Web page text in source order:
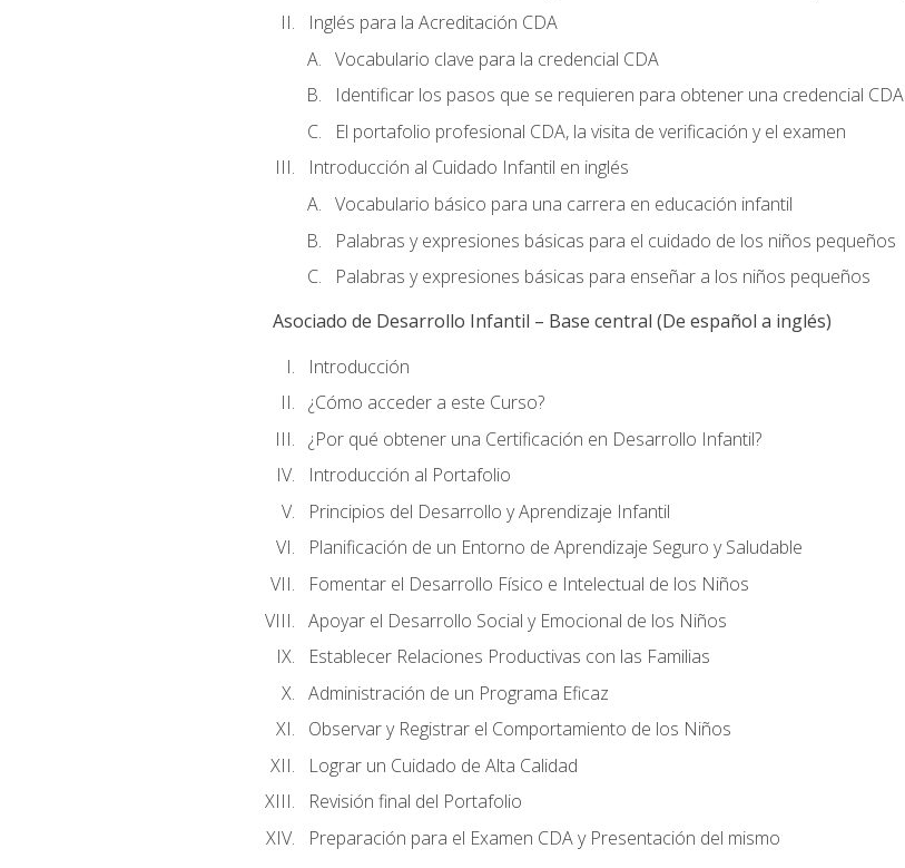
Inglés para la Acreditación CDA
Vocabulario clave para la credencial CDA
Identificar los pasos que se requieren para obtener una credencial CDA
El portafolio profesional CDA, la visita de verificación y el examen
Introducción al Cuidado Infantil en inglés
Vocabulario básico para una carrera en educación infantil
Palabras y expresiones básicas para el cuidado de los niños pequeños
Palabras y expresiones básicas para enseñar a los niños pequeños
Asociado de Desarrollo Infantil – Base central (De español a inglés)
Introducción
¿Cómo acceder a este Curso?
¿Por qué obtener una Certificación en Desarrollo Infantil?
Introducción al Portafolio
Principios del Desarrollo y Aprendizaje Infantil
Planificación de un Entorno de Aprendizaje Seguro y Saludable
Fomentar el Desarrollo Físico e Intelectual de los Niños
Apoyar el Desarrollo Social y Emocional de los Niños
Establecer Relaciones Productivas con las Familias
Administración de un Programa Eficaz
Observar y Registrar el Comportamiento de los Niños
Lograr un Cuidado de Alta Calidad
Revisión final del Portafolio
Preparación para el Examen CDA y Presentación del mismo